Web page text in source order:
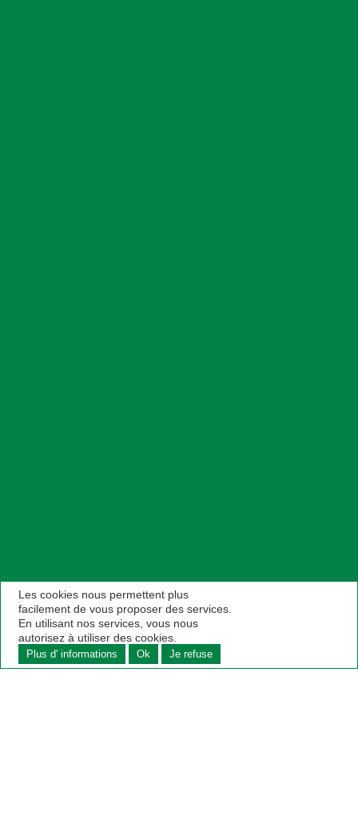
Les cookies nous permettent plus
facilement de vous proposer des services.
En utilisant nos services, vous nous
autorisez à utiliser des cookies.
Plus d' informations Ok Je refuse